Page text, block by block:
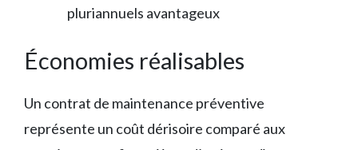
pluriannuels avantageux
Économies réalisables
Un contrat de maintenance préventive
représente un coût dérisoire comparé aux